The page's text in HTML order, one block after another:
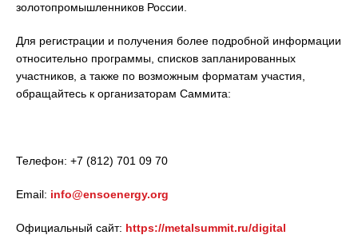
золотопромышленников России.
Для регистрации и получения более подробной информации
относительно программы, списков запланированных
участников, а также по возможным форматам участия,
обращайтесь к организаторам Саммита:
Телефон: +7 (812) 701 09 70
Email: info@ensoenergy.org
Официальный сайт: https://metalsummit.ru/digital